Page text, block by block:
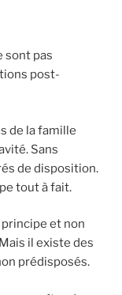
sont pas
post-
de la famille
Sans
de disposition.
tout à fait.
et non
il existe des
prédisposés.